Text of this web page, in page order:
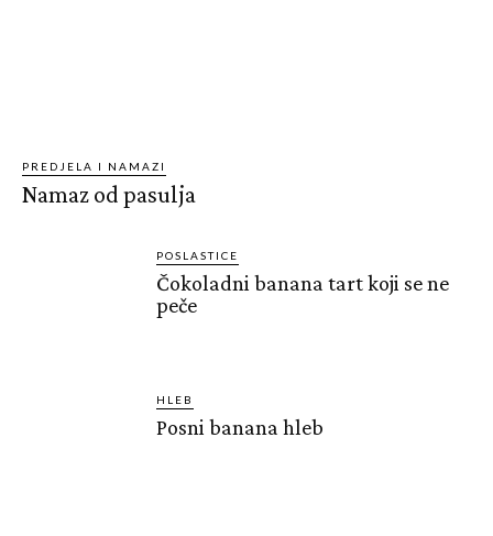
PREDJELA I NAMAZI
Namaz od pasulja
POSLASTICE
Čokoladni banana tart koji se ne
peče
HLEB
Posni banana hleb